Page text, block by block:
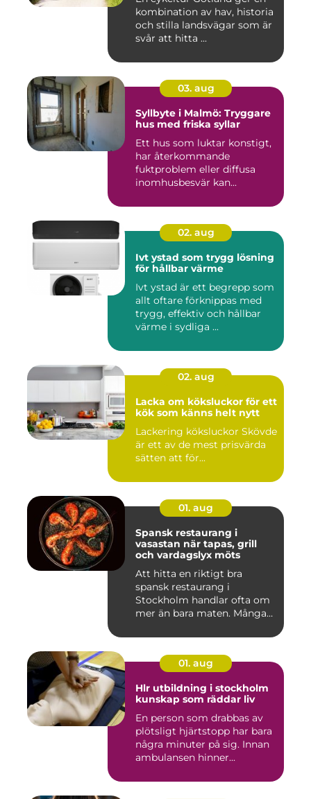
kombination av hav, historia
och stilla landsvägar som är
svår att hitta ...
03. aug
Syllbyte i Malmö: Tryggare
hus med friska syllar
Ett hus som luktar konstigt,
har återkommande
fuktproblem eller diffusa
inomhusbesvär kan...
02. aug
Ivt ystad som trygg lösning
för hållbar värme
Ivt ystad är ett begrepp som
allt oftare förknippas med
trygg, effektiv och hållbar
värme i sydliga ...
02. aug
Lacka om köksluckor för ett
kök som känns helt nytt
Lackering köksluckor Skövde
är ett av de mest prisvärda
sätten att för...
01. aug
Spansk restaurang i
vasastan när tapas, grill
och vardagslyx möts
Att hitta en riktigt bra
spansk restaurang i
Stockholm handlar ofta om
mer än bara maten. Många
01. aug
Hlr utbildning i stockholm
kunskap som räddar liv
En person som drabbas av
plötsligt hjärtstopp har bara
några minuter på sig. Innan
ambulansen hinner...